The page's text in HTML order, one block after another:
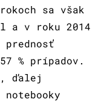
sa však
a v roku 2014
% prípadov.
ďalej